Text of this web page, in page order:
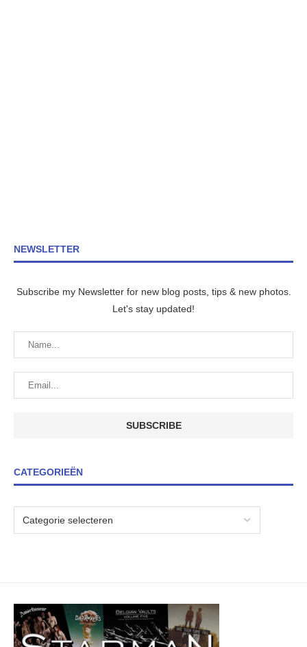
NEWSLETTER
Subscribe my Newsletter for new blog posts, tips & new photos.
Let's stay updated!
CATEGORIEËN